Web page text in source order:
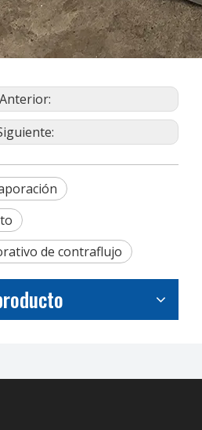
Anterior:
de contraflujo